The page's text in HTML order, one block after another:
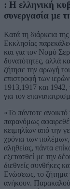
: Η ελληνική
συνεργασία με
Κατά τη διάρκεια
Εκκλησίας
και για τον Νομό
δυνατότητες, αλλά
ζήτησε την αρωγή
επιστροφή των
1913,1917 και 1942,
για τον
«Το πάντοτε
παρανόμως
κειμηλίων από την
χρόνια των πολέμων,
αληθείας, πάντα
εξετασθεί με την
διεθνείς συνθήκες
Ενώσεως, το ζήτημα
ανήκουν.